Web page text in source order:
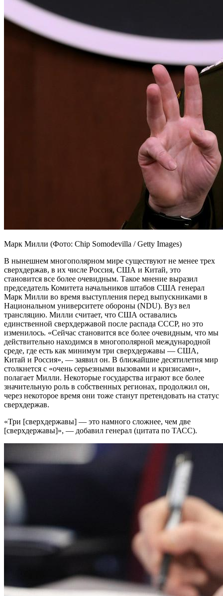
Марк Милли (Фото: Chip Somodevilla / Getty Images)
В нынешнем многополярном мире существуют не менее трех
сверхдержав, в их числе Россия, США и Китай, это
становится все более очевидным. Такое мнение выразил
председатель Комитета начальников штабов США генерал
Марк Милли во время выступления перед выпускниками в
Национальном университете обороны (NDU). Вуз вел
трансляцию. Милли считает, что США оставались
единственной сверхдержавой после распада СССР, но это
изменилось. «Сейчас становится все более очевидным, что мы
действительно находимся в многополярной международной
среде, где есть как минимум три сверхдержавы — США,
Китай и Россия», — заявил он. В ближайшие десятилетия мир
столкнется с «очень серьезными вызовами и кризисами»,
полагает Милли. Некоторые государства играют все более
значительную роль в собственных регионах, продолжил он,
через некоторое время они тоже станут претендовать на статус
сверхдержав.
«Три [сверхдержавы] — это намного сложнее, чем две
[сверхдержавы]», — добавил генерал (цитата по ТАСС).